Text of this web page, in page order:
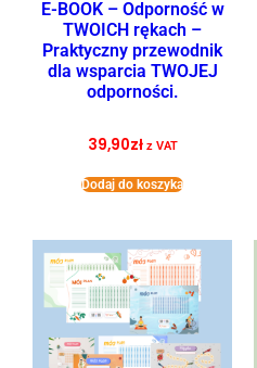
E-BOOK – Odporność w
TWOICH rękach –
Praktyczny przewodnik
dla wsparcia TWOJEJ
odporności.
39,90zł z VAT
Dodaj do koszyka